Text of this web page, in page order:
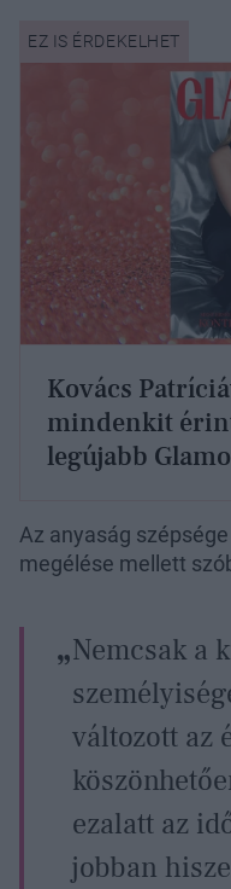
Kovács
mindenkit
legújabb
Az anyaság
megélése mellett
Nemcsak a
változott az
ezalatt az
jobban